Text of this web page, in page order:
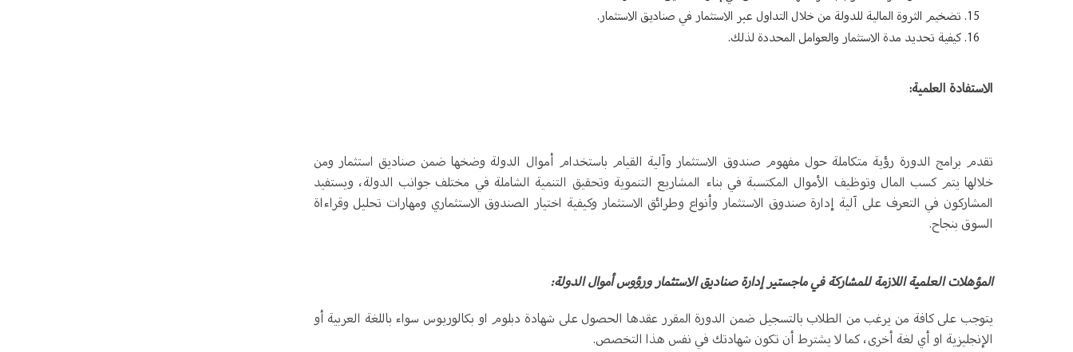
تضخيم الثروة المالية للدولة من خلال التداول عبر الاستثمار في صناديق الاستثمار.
كيفية تحديد مدة الاستثمار والعوامل المحددة لذلك.
الاستفادة العلمية:
تقدم برامج الدورة رؤية متكاملة حول مفهوم صندوق الاستثمار وآلية القيام باستخدام أموال الدولة وضخها ضمن صناديق استثمار ومن
خلالها يتم كسب المال وتوظيف الأموال المكتسبة في بناء المشاريع التنموية وتحقيق التنمية الشاملة في مختلف جوانب الدولة، ويستفيد
المشاركون في التعرف على آلية إدارة صندوق الاستثمار وأنواع وطرائق الاستثمار وكيفية اختيار الصندوق الاستثماري ومهارات تحليل وقراءاة
السوق بنجاح.
المؤهلات العلمية اللازمة للمشاركة في ماجستير إدارة صناديق الاستثمار ورؤوس أموال الدولة:
يتوجب على كافة من يرغب من الطلاب بالتسجيل ضمن الدورة المقرر عقدها الحصول على شهادة دبلوم او بكالوريوس سواء باللغة العربية أو
الإنجليزية او أي لغة أخرى، كما لا يشترط أن تكون شهادتك في نفس هذا التخصص.